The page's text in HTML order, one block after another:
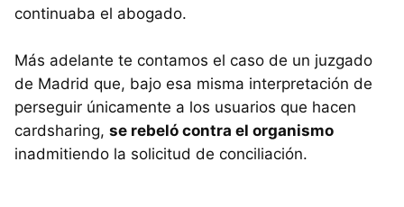
continuaba el abogado.
Más adelante te contamos el caso de un juzgado
de Madrid que, bajo esa misma interpretación de
perseguir únicamente a los usuarios que hacen
cardsharing, se rebeló contra el organismo
inadmitiendo la solicitud de conciliación.